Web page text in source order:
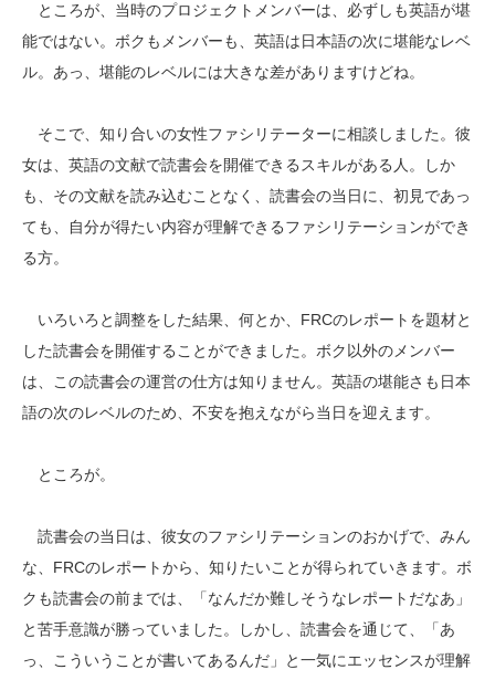
ところが、当時のプロジェクトメンバーは、必ずしも英語が堪
能ではない。ボクもメンバーも、英語は日本語の次に堪能なレベ
ル。あっ、堪能のレベルには大きな差がありますけどね。
そこで、知り合いの女性ファシリテーターに相談しました。彼
女は、英語の文献で読書会を開催できるスキルがある人。しか
も、その文献を読み込むことなく、読書会の当日に、初見であっ
ても、自分が得たい内容が理解できるファシリテーションができ
る方。
いろいろと調整をした結果、何とか、FRCのレポートを題材と
した読書会を開催することができました。ボク以外のメンバー
は、この読書会の運営の仕方は知りません。英語の堪能さも日本
語の次のレベルのため、不安を抱えながら当日を迎えます。
ところが。
読書会の当日は、彼女のファシリテーションのおかげで、みん
な、FRCのレポートから、知りたいことが得られていきます。ボ
クも読書会の前までは、「なんだか難しそうなレポートだなあ」
と苦手意識が勝っていました。しかし、読書会を通じて、「あ
っ、こういうことが書いてあるんだ」と一気にエッセンスが理解